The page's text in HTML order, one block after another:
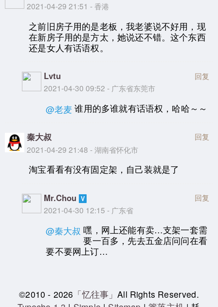
2021-04-29 21:51 - 香港
之前旧房子用的是老板，我老婆说不好用，现
在新房子用的是方太，她说还不错。这个东西
还是女人有话语权。
Lvtu
2021-04-30 09:52 - 广东省东莞市
回复
@老麦 谁用的多谁就有话语权，哈哈～～
秦大叔
2021-04-29 21:48 - 湖南省怀化市
回复
淘宝看看有没有固定架，自己装就是了
Mr.Chou
2021-04-30 12:15 - 广东省
回复
@秦大叔 嘿，网上还能有卖…支架一套需
要一百多，先去五金店问问在看
要不要网上订…
©2010 - 2026 「忆往事」All Rights Reserved.